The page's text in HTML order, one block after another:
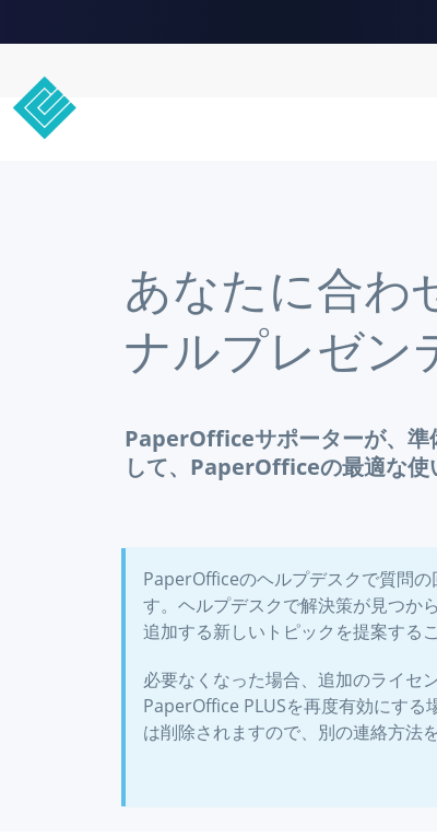
あなたに合わ
ナルプレゼン
PaperOfficeサポーターが、準
して、PaperOfficeの最適な使
PaperOfficeのヘルプデスクで質問
す。ヘルプデスクで解決策が見つか
追加する新しいトピックを提案する
必要なくなった場合、追加のライセ
PaperOffice PLUSを再度有効にする
は削除されますので、別の連絡方法